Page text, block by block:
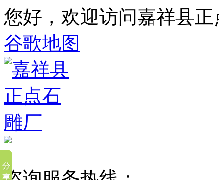
您好，欢迎访问嘉祥县
谷歌地图